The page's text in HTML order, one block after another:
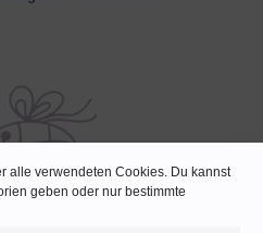
alle verwendeten Cookies. Du kannst
geben oder nur bestimmte